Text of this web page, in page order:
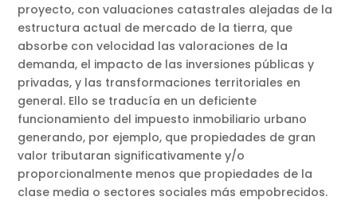
proyecto, con valuaciones catastrales alejadas de la
estructura actual de mercado de la tierra, que
absorbe con velocidad las valoraciones de la
demanda, el impacto de las inversiones públicas y
privadas, y las transformaciones territoriales en
general. Ello se traducía en un deficiente
funcionamiento del impuesto inmobiliario urbano
generando, por ejemplo, que propiedades de gran
valor tributaran significativamente y/o
proporcionalmente menos que propiedades de la
clase media o sectores sociales más empobrecidos.